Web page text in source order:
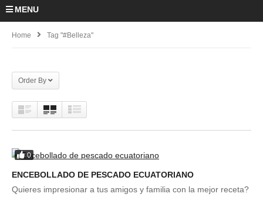
MENU
Home Tag "#belleza"
Order By
0
ENCEBOLLADO DE PESCADO ECUATORIANO
Quieres impresionar a tus amigos y familia con la mejor receta?